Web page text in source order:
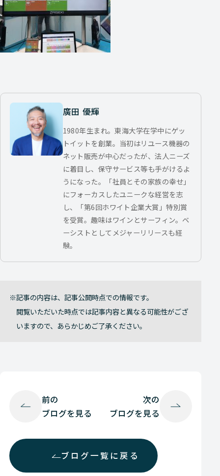
廣田 優輝
1980年生まれ。東海大学在学中にゲッ
トイットを創業。当初はリユース機器の
ネット販売が中心だったが、法人ニーズ
に着目し、保守サービス等も手がけるよ
うになった。「社員とその家族の幸せ」
にフォーカスしたユニークな経営を志
し、「第6回ホワイト企業大賞」特別賞
を受賞。趣味はワインとサーフィン。ベ
ーシストとしてメジャーリリースも経
験。
記事の内容は、記事公開時点での情報です。
閲覧いただいた時点では記事内容と異なる可能性がござ
いますので、あらかじめご了承ください。
前の
ブログを見る
ブログ一覧に戻る
次の
ブログを見る